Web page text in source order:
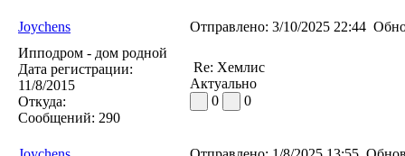
Joychens Отправлено: 3/10/2025 22:44
Ипподром - дом родной
Дата регистрации:
11/8/2015
Откуда:
Сообщений: 290
Re: Хемлис
Актуально
0
0